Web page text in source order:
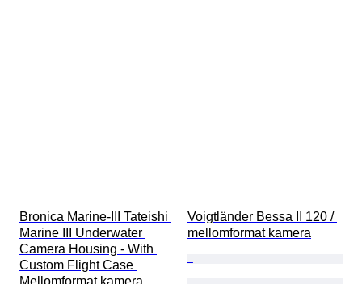
Bronica Marine-III Tateishi
Marine III Underwater
Camera Housing - With
Custom Flight Case
Voigtländer Bessa II 120 /
mellomformat kamera